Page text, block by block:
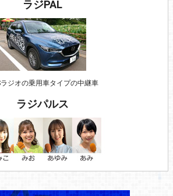
ラジPAL
ジオの乗用車タイプの中継車
ラジパルス